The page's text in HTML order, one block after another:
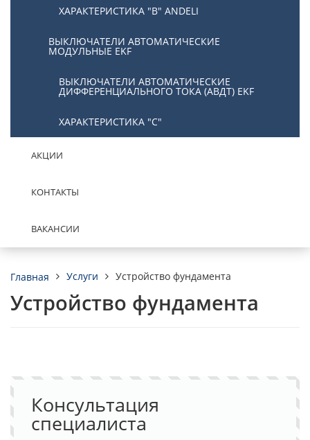
ХАРАКТЕРИСТИКА "B" ANDELI
ВЫКЛЮЧАТЕЛИ АВТОМАТИЧЕСКИЕ
МОДУЛЬНЫЕ EKF
ВЫКЛЮЧАТЕЛИ АВТОМАТИЧЕСКИЕ
ДИФФЕРЕНЦИАЛЬНОГО ТОКА (АВДТ) EKF
ХАРАКТЕРИСТИКА "С"
АКЦИИ
КОНТАКТЫ
ВАКАНСИИ
Главная Услуги Устройство фундамента
Устройство фундамента
Консультация
специалиста